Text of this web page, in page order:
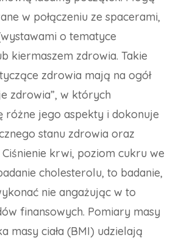
w połączeniu ze spacerami,
o tematyce
kiermaszem zdrowia. Takie
zdrowia mają na ogół
zdrowia”, w których
różne jego aspekty i dokonuje
stanu zdrowia oraz
krwi, poziom cukru we
cholesterolu, to badanie,
nie angażując w to
finansowych. Pomiary masy
masy ciała (BMI) udzielają